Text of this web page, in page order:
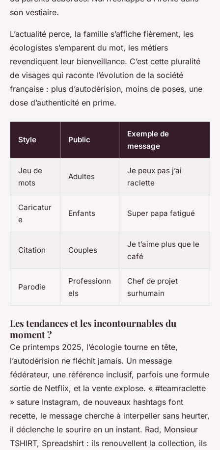
son vestiaire.
L’actualité perce, la famille s’affiche fièrement, les
écologistes s’emparent du mot, les métiers
revendiquent leur bienveillance. C’est cette pluralité
de visages qui raconte l’évolution de la société
française : plus d’autodérision, moins de poses, une
dose d’authenticité en prime.
Style Public
Exemple de
message
Jeu de
mots
Adultes
Je peux pas j’ai
raclette
Caricatur
e
Enfants Super papa fatigué
Citation Couples
Je t’aime plus que le
café
Parodie
Professionn
els
Chef de projet
surhumain
Les tendances et les incontournables du
moment ?
Ce printemps 2025, l’écologie tourne en tête,
l’autodérision ne fléchit jamais. Un message
fédérateur, une référence inclusif, parfois une formule
sortie de Netflix, et la vente explose. « #teamraclette
» sature Instagram, de nouveaux hashtags font
recette, le message cherche à interpeller sans heurter,
il déclenche le sourire en un instant. Rad, Monsieur
TSHIRT, Spreadshirt : ils renouvellent la collection, ils